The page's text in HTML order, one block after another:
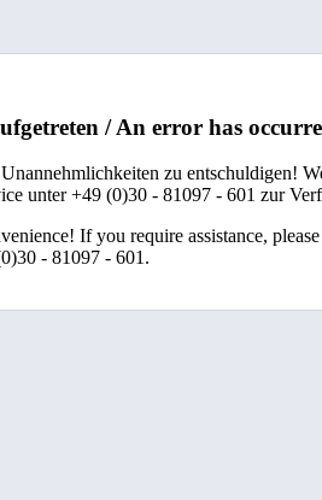
/ An error has
zu entschuldigen!
unter +49 (0)30 - 81097 - 601 zur
If you require assistance,
- 81097 - 601.